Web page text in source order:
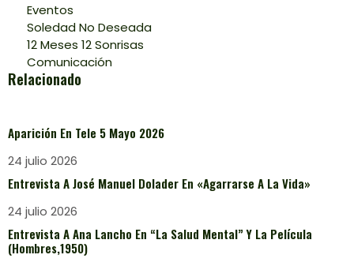
Eventos
Soledad No Deseada
12 Meses 12 Sonrisas
Comunicación
Relacionado
Aparición En Tele 5 Mayo 2026
24 julio 2026
Entrevista A José Manuel Dolader En «Agarrarse A La Vida»
24 julio 2026
Entrevista A Ana Lancho En “La Salud Mental” Y La Película
(Hombres,1950)